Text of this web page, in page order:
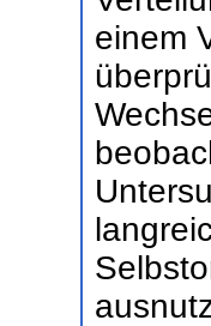
einem